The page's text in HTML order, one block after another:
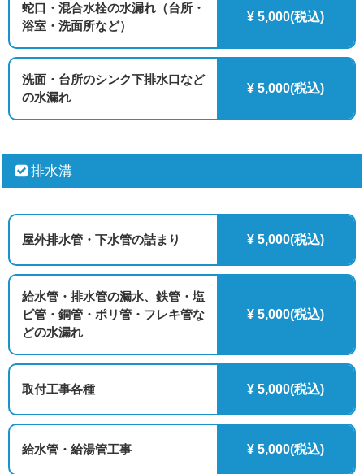
蛇口・混合水栓の水漏れ（台所・
浴室・洗面所など）
¥ 5,000(税込)
洗面・台所のシンク下排水口など
の水漏れ
¥ 5,000(税込)
排水溝
屋外排水管・下水管の詰まり ¥ 5,000(税込)
給水管・排水管の漏水、鉄管・塩
ビ管・銅管・ポリ管・フレキ管な
どの水漏れ
¥ 5,000(税込)
取付工事各種 ¥ 5,000(税込)
給水管・給湯管工事 ¥ 5,000(税込)